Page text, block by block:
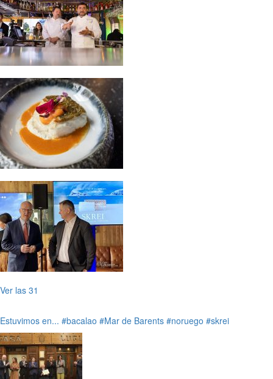
Ver las 31
Estuvimos en... #bacalao #Mar de Barents #noruego #skrei